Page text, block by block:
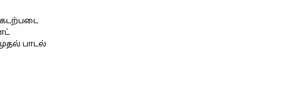
கடற்படை
பாடல்